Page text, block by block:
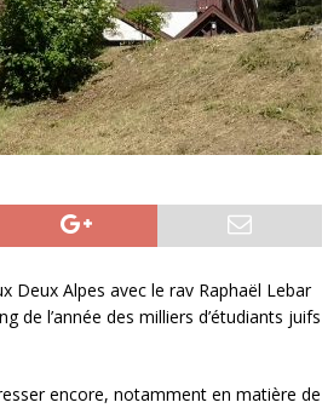
Deux Alpes avec le rav Raphaël Lebar
de l’année des milliers d’étudiants juifs
encore, notamment en matière de